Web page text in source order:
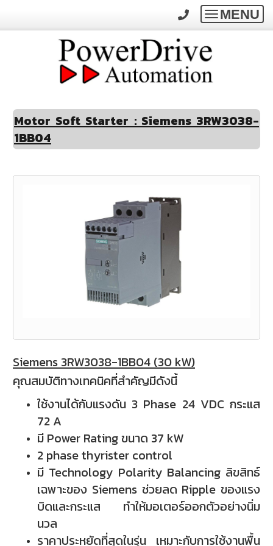
Toggle
MENU
Motor Soft Starter : Siemens 3RW3038-
1BB04
Siemens 3RW3038-1BB04 (30 kW)
คุณสมบัติทางเทคนิคที่สำคัญมีดังนี้
ใช้งานได้กับแรงดัน 3 Phase 24 VDC กระแส
72 A
มี Power Rating ขนาด 37 kW
2 phase thyrister control
มี Technology Polarity Balancing ลิขสิทธ์
เฉพาะของ Siemens ช่วยลด Ripple ของแรง
บิดและกระแส ทำให้มอเตอร์ออกตัวอย่างนิ่ม
นวล
ราคาประหยัดที่สุดในรุ่น เหมาะกับการใช้งานพื้น